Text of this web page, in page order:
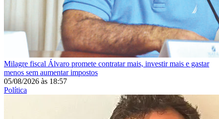
Milagre fiscal Álvaro promete contratar mais, investir mais e gastar
menos sem aumentar impostos
05/08/2026 às 18:57
Política